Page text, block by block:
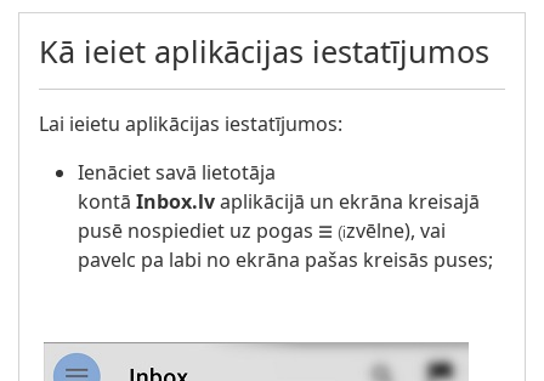
Kā ieiet aplikācijas iestatījumos
Lai ieietu aplikācijas iestatījumos:
Ienāciet savā lietotāja
kontā Inbox.lvaplikācijā un ekrāna kreisajā
pusē nospiediet uz pogas ☰ (izvēlne), vai
pavelc pa labi no ekrāna pašas kreisās puses;